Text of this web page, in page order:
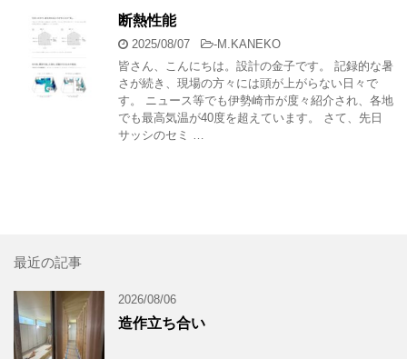
断熱性能
2025/08/07 -M.KANEKO
皆さん、こんにちは。設計の金子です。 記録的な暑
さが続き、現場の方々には頭が上がらない日々で
す。 ニュース等でも伊勢崎市が度々紹介され、各地
でも最高気温が40度を超えています。 さて、先日
サッシのセミ …
最近の記事
2026/08/06
造作立ち合い